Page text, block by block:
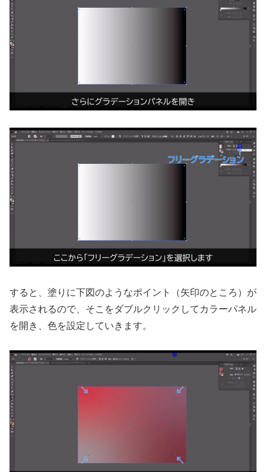
すると、塗りに下図のようなポイント（矢印のところ）が
表示されるので、そこをダブルクリックしてカラーパネル
を開き、色を設定していきます。